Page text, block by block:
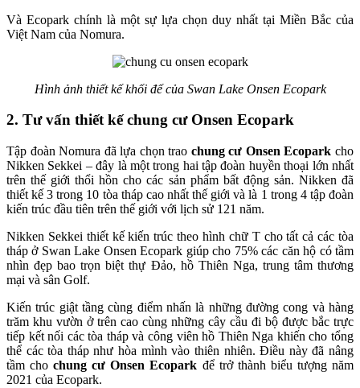
Và Ecopark chính là một sự lựa chọn duy nhất tại Miền Bắc của
Việt Nam của Nomura.
Hình ảnh thiết kế khối đế của Swan Lake Onsen Ecopark
2. Tư vấn thiết kế chung cư Onsen Ecopark
Tập đoàn Nomura đã lựa chọn trao chung cư Onsen Ecoparkcho
Nikken Sekkei – đây là một trong hai tập đoàn huyền thoại lớn nhất
trên thế giới thổi hồn cho các sản phẩm bất động sản. Nikken đã
thiết kế 3 trong 10 tòa tháp cao nhất thế giới và là 1 trong 4 tập đoàn
kiến trúc đầu tiên trên thế giới với lịch sử 121 năm.
Nikken Sekkei thiết kế kiến trúc theo hình chữ T cho tất cả các tòa
tháp ở Swan Lake Onsen Ecopark giúp cho 75% các căn hộ có tầm
nhìn đẹp bao trọn biệt thự Đảo, hồ Thiên Nga, trung tâm thương
mại và sân Golf.
Kiến trúc giật tầng cùng điểm nhấn là những đường cong và hàng
trăm khu vườn ở trên cao cùng những cây cầu đi bộ được bắc trực
tiếp kết nối các tòa tháp và công viên hồ Thiên Nga khiến cho tổng
thể các tòa tháp như hòa mình vào thiên nhiên. Điều này đã nâng
tầm chochung cư Onsen Ecopark để trở thành biểu tượng năm
2021 của Ecopark.